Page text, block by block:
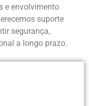
e envolvimento
suporte
segurança,
a longo prazo.